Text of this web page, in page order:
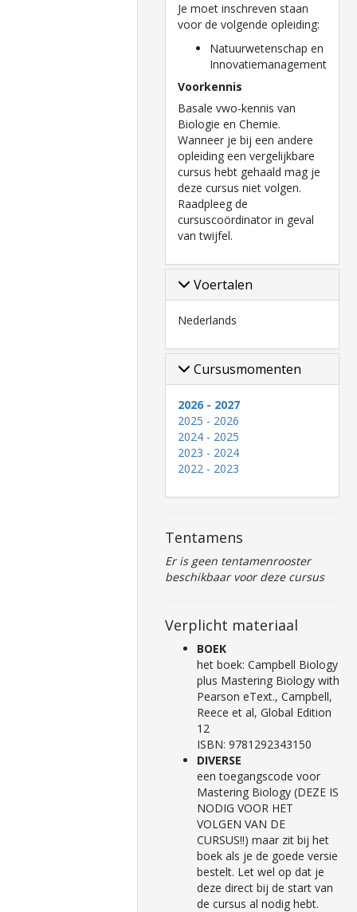
Je moet inschreven staan
voor de volgende opleiding:
Natuurwetenschap en
Innovatiemanagement
Voorkennis
Basale vwo-kennis van
Biologie en Chemie.
Wanneer je bij een andere
opleiding een vergelijkbare
cursus hebt gehaald mag je
deze cursus niet volgen.
Raadpleeg de
cursuscoördinator in geval
van twijfel.
Voertalen
Nederlands
Cursusmomenten
2026 - 2027
2025 - 2026
2024 - 2025
2023 - 2024
2022 - 2023
Tentamens
Er is geen tentamenrooster
beschikbaar voor deze cursus
Verplicht materiaal
BOEK
het boek: Campbell Biology
plus Mastering Biology with
Pearson eText., Campbell,
Reece et al, Global Edition
12
ISBN: 9781292343150
DIVERSE
een toegangscode voor
Mastering Biology (DEZE IS
NODIG VOOR HET
VOLGEN VAN DE
CURSUS!!) maar zit bij het
boek als je de goede versie
bestelt. Let wel op dat je
deze direct bij de start van
de cursus al nodig hebt.